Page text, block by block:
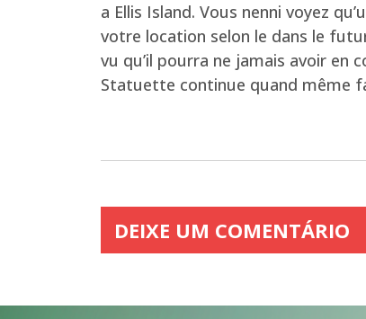
a Ellis Island. Vous nenni voyez
votre location selon le dans le
vu qu’il pourra ne jamais avoir en
Statuette continue quand même
DEIXE UM COMENTÁRIO